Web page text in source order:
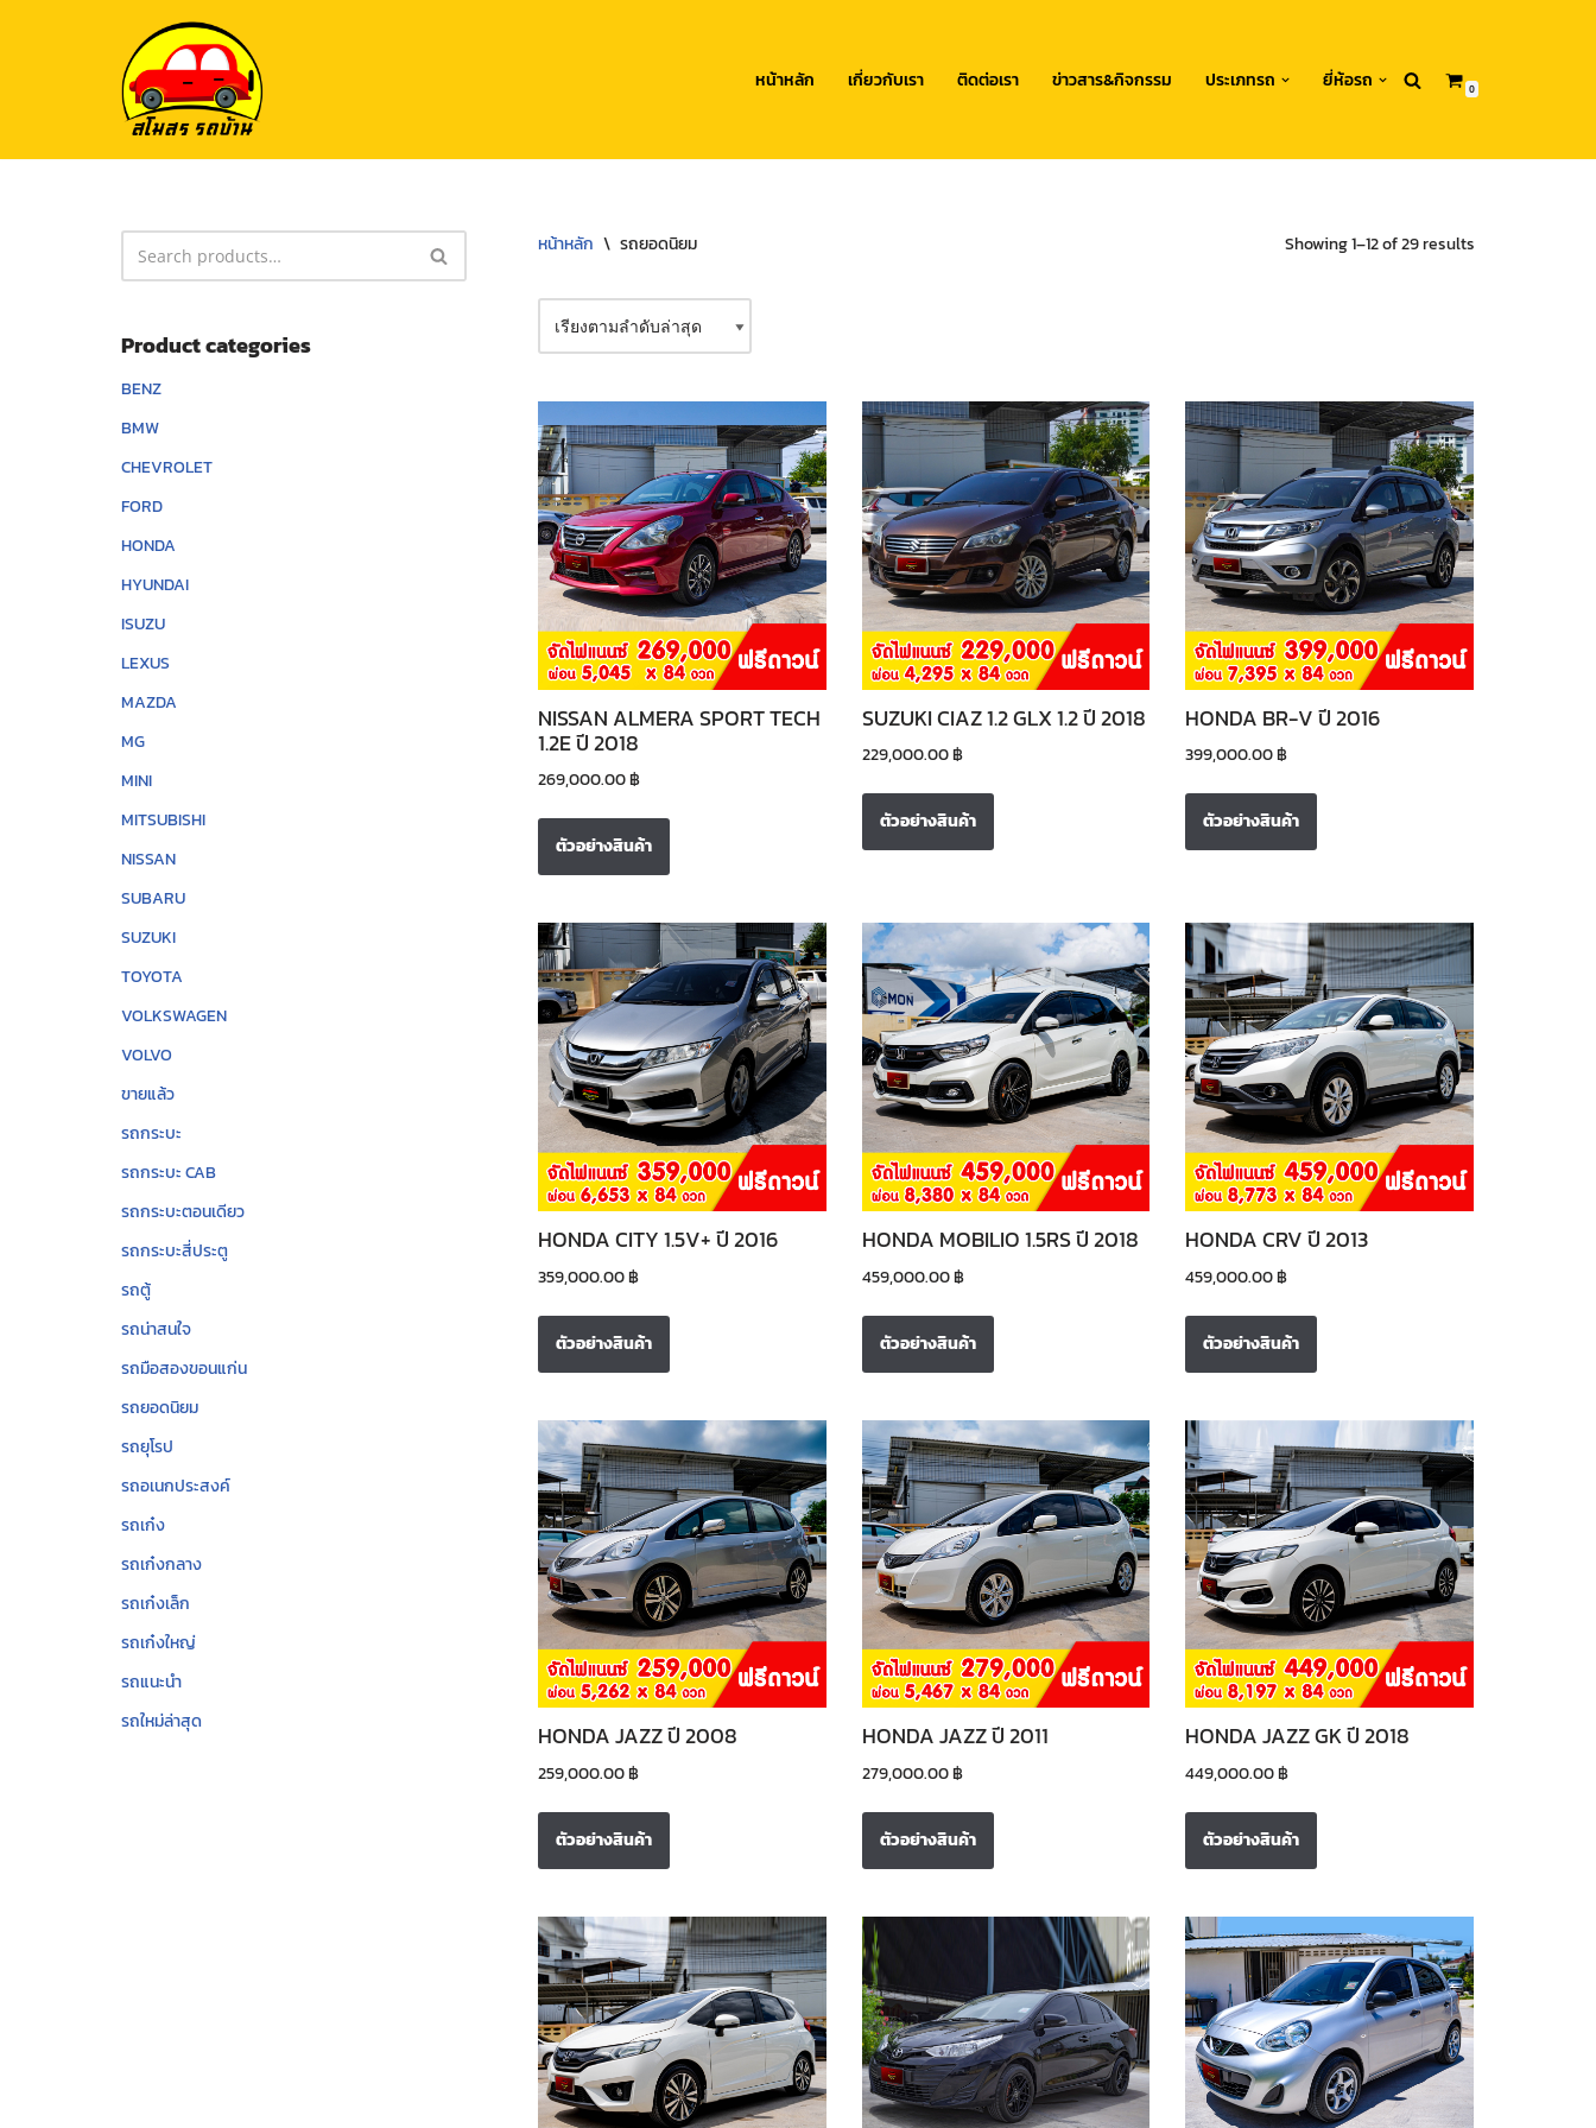
หน้าหลัก เกี่ยวกับเรา ติดต่อเรา ข่าวสาร&กิจกรรม ประเภทรถ ยี่ห้อรถ 0
Product categories
BENZ
BMW
CHEVROLET
FORD
HONDA
HYUNDAI
ISUZU
LEXUS
MAZDA
MG
MINI
MITSUBISHI
NISSAN
SUBARU
SUZUKI
TOYOTA
VOLKSWAGEN
VOLVO
ขายแล้ว
รถกระบะ
รถกระบะ CAB
รถกระบะตอนเดียว
รถกระบะสี่ประตู
รถตู้
รถน่าสนใจ
รถมือสองขอนแก่น
รถยอดนิยม
รถยุโรป
รถอเนกประสงค์
รถเก๋ง
รถเก๋งกลาง
รถเก๋งเล็ก
รถเก๋งใหญ่
รถแนะนำ
รถใหม่ล่าสุด
หน้าหลัก \ รถยอดนิยม Showing 1–12 of 29 results
NISSAN ALMERA SPORT TECH
1.2E ปี 2018
269,000.00฿
ตัวอย่างสินค้า
SUZUKI CIAZ 1.2 GLX 1.2 ปี 2018
229,000.00฿
ตัวอย่างสินค้า
HONDA BR-V ปี 2016
399,000.00฿
ตัวอย่างสินค้า
HONDA CITY 1.5V+ ปี 2016
359,000.00฿
ตัวอย่างสินค้า
HONDA MOBILIO 1.5RS ปี 2018
459,000.00฿
ตัวอย่างสินค้า
HONDA CRV ปี 2013
459,000.00฿
ตัวอย่างสินค้า
HONDA JAZZ ปี 2008
259,000.00฿
ตัวอย่างสินค้า
HONDA JAZZ ปี 2011
279,000.00฿
ตัวอย่างสินค้า
HONDA JAZZ GK ปี 2018
449,000.00฿
ตัวอย่างสินค้า